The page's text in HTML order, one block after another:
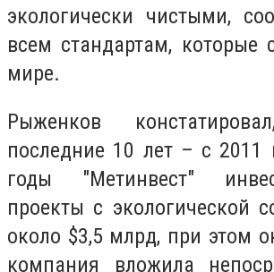
экологически чистыми,
всем стандартам, которые
мире.
Рыженков
последние 10 лет – с 2011
годы "Метинвест"
проекты с экологической
около $3,5 млрд, при этом
компания вложила